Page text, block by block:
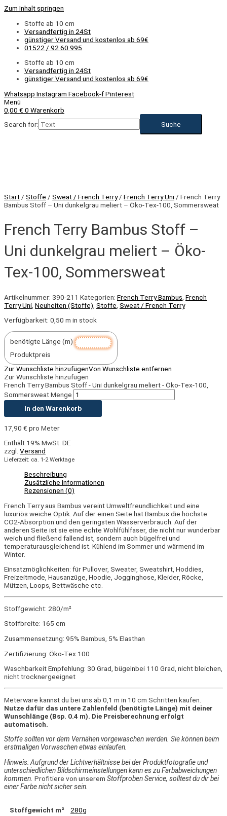
Zum Inhalt springen
Stoffe ab 10 cm
Versandfertig in 24St
günstiger Versand und kostenlos ab 69€
01522 / 92 60 995
Stoffe ab 10 cm
Versandfertig in 24St
günstiger Versand und kostenlos ab 69€
Whatsapp Instagram Facebook-fPinterest
Menü
0,00 € 0 Warenkorb
Search for:
Start / Stoffe / Sweat / French Terry/ French Terry Uni / French Terry
Bambus Stoff – Uni dunkelgrau meliert – Öko-Tex-100, Sommersweat
French Terry Bambus Stoff –
Uni dunkelgrau meliert – Öko-
Tex-100, Sommersweat
Artikelnummer: 390-211 Kategorien: French Terry Bambus French
Terry Uni Neuheiten (Stoffe) Stoffe Sweat / French Terry
Verfügbarkeit: 0,50 m in stock
benötigte Länge (m)
Produktpreis
Zur Wunschliste hinzufügenVon Wunschliste entfernen
Zur Wunschliste hinzufügen
French Terry Bambus Stoff - Uni dunkelgrau meliert - Öko-Tex-100,
Sommersweat Menge
In den Warenkorb
17,90 € pro Meter
Enthält 19% MwSt. DE
zzgl. Versand
Lieferzeit: ca. 1-2 Werktage
Beschreibung
Zusätzliche Informationen
Rezensionen (0)
French Terry aus Bambus vereint Umweltfreundlichkeit und eine
luxuriös weiche Optik. Auf der einen Seite hat Bambus die höchste
CO2-Absorption und den geringsten Wasserverbrauch. Auf der
anderen Seite ist sie eine echte Wohlfühlfaser, die nicht nur wunderbar
weich und fließend fallend ist, sondern auch bügelfrei und
temperaturausgleichend ist. Kühlend im Sommer und wärmend im
Winter.
Einsatzmöglichkeiten: für Pullover, Sweater, Sweatshirt, Hoddies,
Freizeitmode, Hausanzüge, Hoodie, Jogginghose, Kleider, Röcke,
Mützen, Loops, Bettwäsche etc.
Stoffgewicht: 280/m²
Stoffbreite: 165 cm
Zusammensetzung: 95% Bambus, 5% Elasthan
Zertifizierung: Öko-Tex 100
Waschbarkeit Empfehlung: 30 Grad, bügelnbei 110 Grad, nicht bleichen,
nicht trocknergeeignet
Meterware kannst du bei uns ab 0,1 m in 10 cm Schritten kaufen.
Nutze dafür das untere Zahlenfeld (benötigte Länge) mit deiner
Wunschlänge (Bsp. 0.4 m). Die Preisberechnung erfolgt
automatisch.
Stoffe sollten vor dem Vernähen vorgewaschen werden. Sie können beim
erstmaligen Vorwaschen etwas einlaufen.
Hinweis: Aufgrund der Lichtverhältnisse bei der Produktfotografie und
unterschiedlichen Bildschirmeinstellungen kann es zu Farbabweichungen
kommen. Profitiere von unserem Stoffproben Service, solltest du dir bei
einer Farbe nicht sicher sein.
Stoffgewicht m² 280g